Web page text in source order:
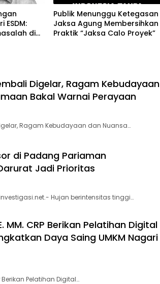
ESDM:
di
Publik Menunggu Ketegasan
Jaksa Agung Membersihkan
Praktik “Jaksa Calo Proyek”
Digelar, Ragam Kebudayaan
Bakal Warnai Perayaan
Ragam Kebudayaan dan Nuansa…
di Padang Pariaman
Jadi Prioritas
Hujan berintensitas tinggi…
MM. CRP Berikan Pelatihan Digital
Daya Saing UMKM Nagari
Berikan Pelatihan Digital…